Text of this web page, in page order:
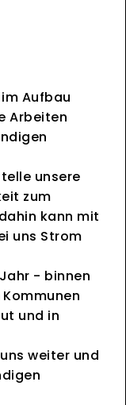
Aufbau
Arbeiten
unsere
zum
kann mit
uns Strom
- binnen
und in
weiter und